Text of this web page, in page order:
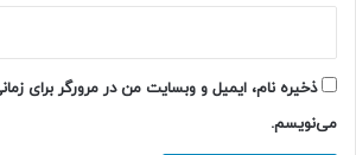
ذخیره نام، ایمیل و وبسایت من در مرورگر برای
می‌نویسم.